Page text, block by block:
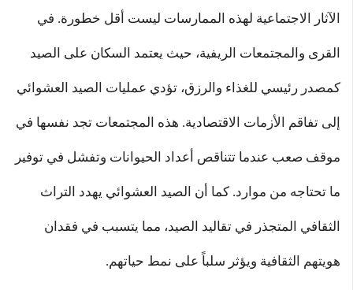
الآثار الاجتماعية لهذه الممارسات ليست أقل خطورة. في
القرى والمجتمعات الريفية، حيث يعتمد السكان على الصيد
كمصدر رئيسي للغذاء والرزق، تؤدي عمليات الصيد العشوائي
إلى تفاقم الأزمات الاقتصادية. هذه المجتمعات تجد نفسها في
موقف صعب عندما تتناقص أعداد الحيوانات وتفشل في توفير
ما تحتاجه من موارد. كما أن الصيد العشوائي يهدد التراث
الثقافي المتجذر في تقاليد الصيد، مما يتسبب في فقدان
هويتهم الثقافية ويؤثر سلباً على نمط حياتهم.